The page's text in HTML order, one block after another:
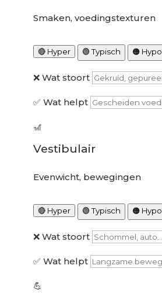
Smaken, voedingstexturen
🔴 Hyper 🟢 Typisch 🟠 Hypo
❌ Wat stoort
✅ Wat helpt
🎢
Vestibulair
Evenwicht, bewegingen
🔴 Hyper 🟢 Typisch 🟠 Hypo
❌ Wat stoort
✅ Wat helpt
💪